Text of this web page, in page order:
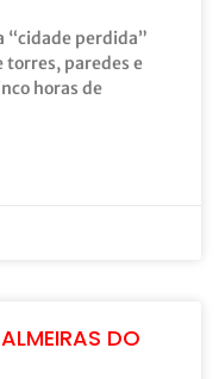
“cidade perdida”
paredes e
horas de
DO